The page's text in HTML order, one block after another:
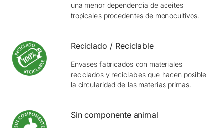
una menor dependencia de aceites
tropicales procedentes de monocultivos.
Reciclado / Reciclable
Envases fabricados con materiales
reciclados y reciclables que hacen posible
la circularidad de las materias primas.
Sin componente animal